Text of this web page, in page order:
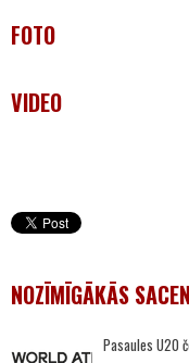
FOTO
VIDEO
NOZĪMĪGĀKĀS
Pasaules U20